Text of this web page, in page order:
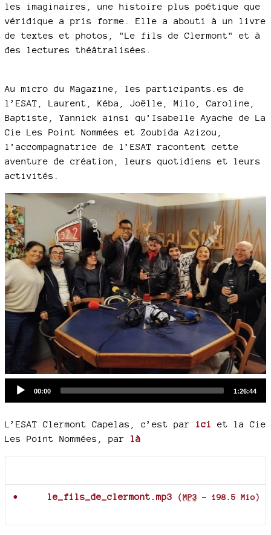
les imaginaires, une histoire plus poétique que
véridique a pris forme. Elle a abouti à un livre
de textes et photos, "Le fils de Clermont" et à
des lectures théâtralisées.
Au micro du Magazine, les participants.es de
l’ESAT, Laurent, Kéba, Joëlle, Milo, Caroline,
Baptiste, Yannick ainsi qu’Isabelle Ayache de La
Cie Les Point Nommées et Zoubida Azizou,
l’accompagnatrice de l’ESAT racontent cette
aventure de création, leurs quotidiens et leurs
activités.
Current
00:00
Total
1:26:44
L’ESAT Clermont Capelas, c’est par ici
et la Cie
Les Point Nommées, par là
le_fils_de_clermont.mp3 (MP3 - 198.5 Mio)